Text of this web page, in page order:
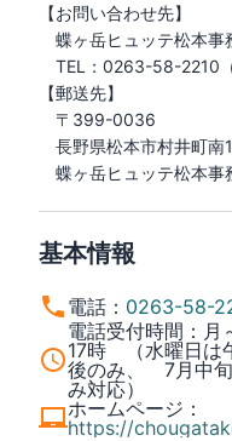
【お問い合わせ先】
蝶ヶ岳ヒュッテ松本事
TEL：0263-58-2210
【郵送先】
〒399-0036
長野県松本市村井町南
蝶ヶ岳ヒュッテ松本事
基本情報
電話 ： 0263-58-
電話受付時間 ： 月
17時 （水曜日は
後のみ、 7月中旬
み対応）
ホームページ ：
https://